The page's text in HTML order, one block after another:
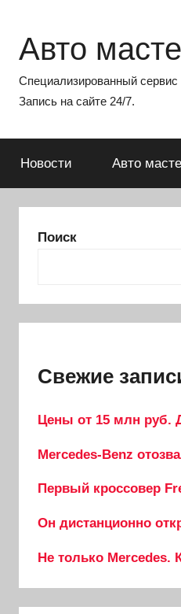
содержимому
Авто
Специализированный сервис
Запись на сайте 24/7.
Новости Авто
Поиск
Свежие
Цены от 15 млн руб.
Mercedes-Benz
Первый кроссовер
Он дистанционно
Не только Mercedes.